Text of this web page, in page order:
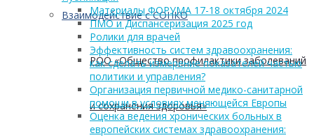
Взаимодействие с СОНКО
РОО «Общество профилактики заболеваний
и сохранения здоровья»
Материалы ФОРУМА 17-18 октября 2024
ПМО и Диспансеризация 2025 год
Ролики для врачей
Эффективность систем здравоохранения:
как сделать измерение показателей частью
политики и управления?
Организация первичной медико-санитарной
помощи в условиях меняющейся Европы
Оценка ведения хронических больных в
европейских системах здравоохранения: